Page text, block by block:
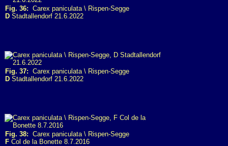
Fig. 36: Carex paniculata \ Rispen-Segge
D Stadtallendorf 21.6.2022
Fig. 37: Carex paniculata \ Rispen-Segge
D Stadtallendorf 21.6.2022
Fig. 38: Carex paniculata \ Rispen-Segge
F Col de la Bonette 8.7.2016